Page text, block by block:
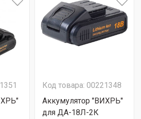
Код товара: 00221348
Аккумулятор "ВИХРЬ"
для ДА-18Л-2К